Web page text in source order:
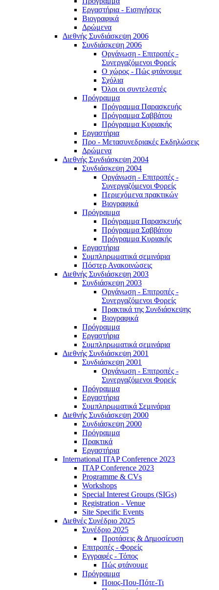
Εργαστήρια - Εισηγήσεις
Βιογραφικά
Δρώμενα
Διεθνής Συνδιάσκεψη 2006
Συνδιάσκεψη 2006
Οργάνωση - Επιτροπές -
Συνεργαζόμενοι Φορείς
Ο χώρος - Πώς φτάνουμε
Σχόλια
Όλοι οι συντελεστές
Πρόγραμμα
Πρόγραμμα Παρασκευής
Πρόγραμμα Σαββάτου
Πρόγραμμα Κυριακής
Εργαστήρια
Προ - Μετασυνεδριακές Εκδηλώσεις
Δρώμενα
Διεθνής Συνδιάσκεψη 2004
Συνδιάσκεψη 2004
Οργάνωση - Επιτροπές -
Συνεργαζόμενοι Φορείς
Περιεχόμενα πρακτικών
Βιογραφικά
Πρόγραμμα
Πρόγραμμα Παρασκευής
Πρόγραμμα Σαββάτου
Πρόγραμμα Κυριακής
Εργαστήρια
Συμπληρωματικά σεμινάρια
Πόστερ Ανακοινώσεις
Διεθνής Συνδιάσκεψη 2003
Συνδιάσκεψη 2003
Οργάνωση - Επιτροπές -
Συνεργαζόμενοι Φορείς
Πρακτικά της Συνδιάσκεψης
Βιογραφικά
Πρόγραμμα
Εργαστήρια
Συμπληρωματικά σεμινάρια
Διεθνής Συνδιάσκεψη 2001
Συνδιάσκεψη 2001
Οργάνωση - Επιτροπές -
Συνεργαζόμενοι Φορείς
Πρόγραμμα
Εργαστήρια
Συμπληρωματικά Σεμινάρια
Διεθνής Συνδιάσκεψη 2000
Συνδιάσκεψη 2000
Πρόγραμμα
Πρακτικά
Εργαστήρια
International ITAP Conference 2023
ITAP Conference 2023
Programme & CVs
Workshops
Special Interest Groups (SIGs)
Registration - Venue
Site Specific Events
Διεθνές Συνέδριο 2025
Συνέδριο 2025
Προτάσεις & Δημοσίευση
Επιτροπές - Φορείς
Εγγραφές - Τόπος
Πώς φτάνουμε
Πρόγραμμα
Ποιος-Που-Πότε-Τι